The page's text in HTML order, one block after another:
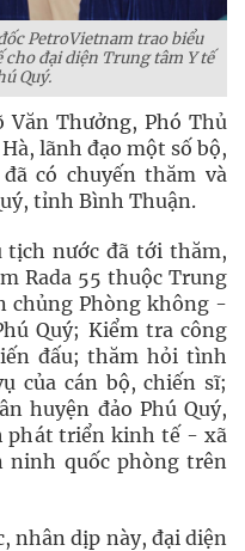
PetroVietnam trao biểu
đại diện Trung tâm Y tế
Quý.
Văn Thưởng, Phó Thủ
lãnh đạo một số bộ,
có chuyến thăm và
tỉnh Bình Thuận.
tịch nước đã tới thăm,
Rada 55 thuộc Trung
chủng Phòng không -
Quý; Kiểm tra công
đấu; thăm hỏi tình
của cán bộ, chiến sĩ;
huyện đảo Phú Quý,
phát triển kinh tế - xã
ninh quốc phòng trên
nhân dịp này, đại diện